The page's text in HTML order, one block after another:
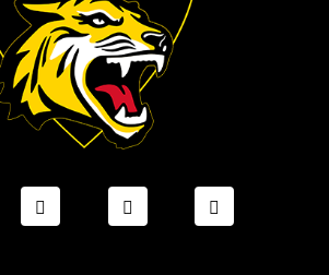
ONESTO TIGERS BAYREUTH
INSTAGRAM ONESTO TIGERS
TIKTOK ONESTO